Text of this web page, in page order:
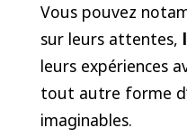
Vous pouvez
sur leurs attentes,
leurs expériences
tout autre forme
imaginables.